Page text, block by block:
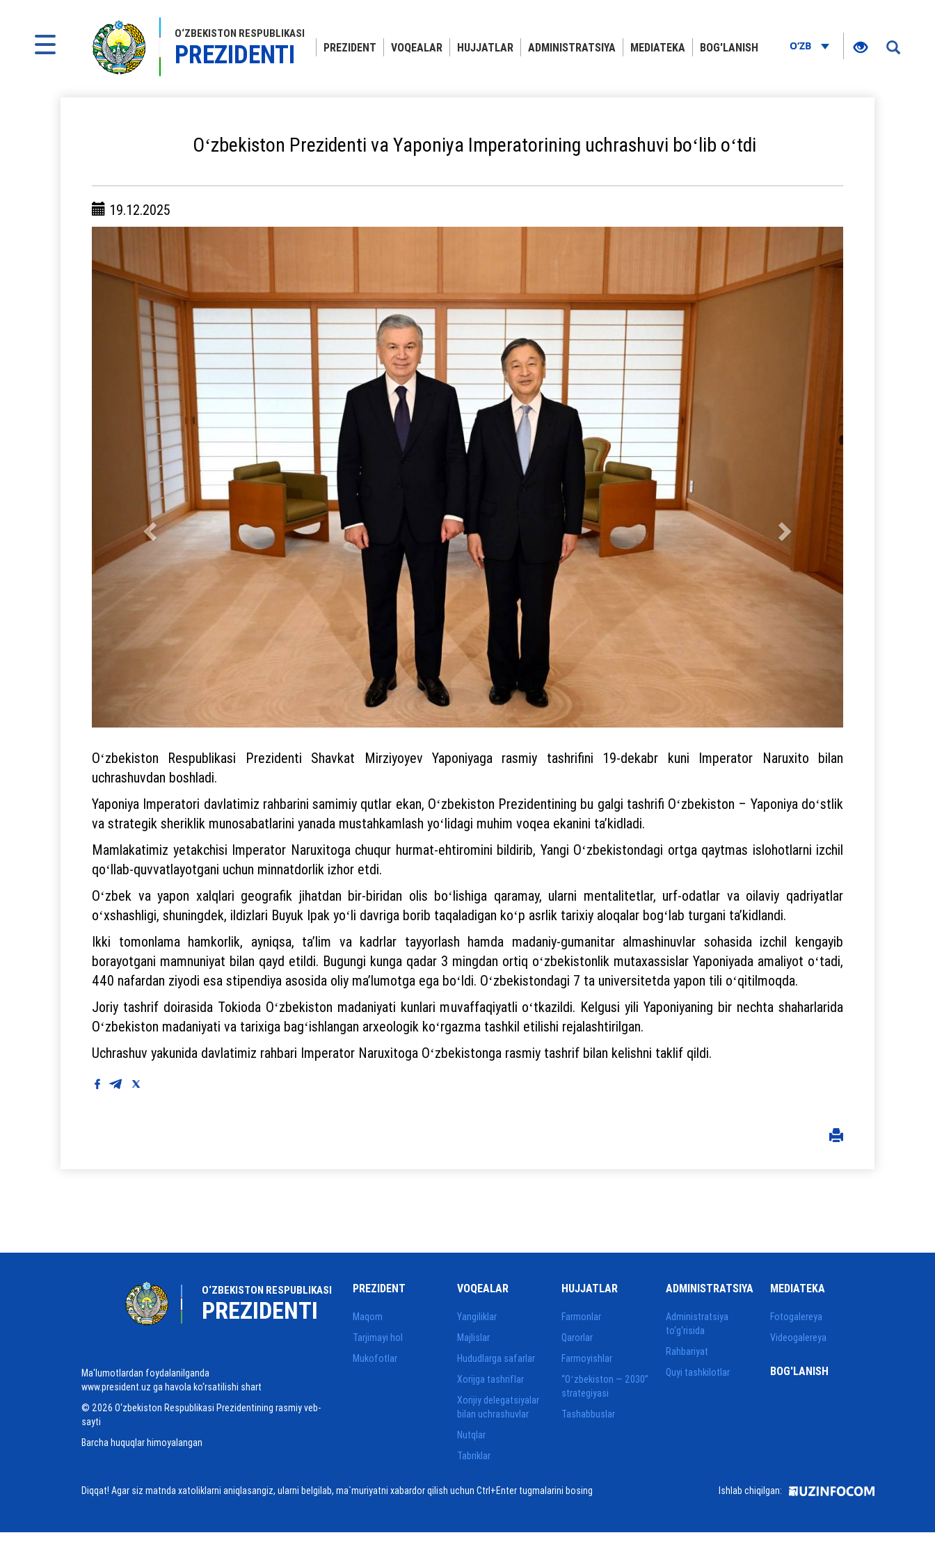
O‘ZBEKISTON RESPUBLIKASI
PREZIDENTI PREZIDENT VOQEALAR HUJJATLAR ADMINISTRATSIYA MEDIATEKA BOG'LANISH O‘ZB
Oʻzbekiston Prezidenti va Yaponiya Imperatorining uchrashuvi boʻlib oʻtdi
19.12.2025
Oʻzbekiston Respublikasi Prezidenti Shavkat Mirziyoyev Yaponiyaga rasmiy tashrifini 19-dekabr kuni Imperator Naruxito bilan
uchrashuvdan boshladi.
Yaponiya Imperatori davlatimiz rahbarini samimiy qutlar ekan, Oʻzbekiston Prezidentining bu galgi tashrifi Oʻzbekiston – Yaponiya doʻstlik
va strategik sheriklik munosabatlarini yanada mustahkamlash yoʻlidagi muhim voqea ekanini taʼkidladi.
Mamlakatimiz yetakchisi Imperator Naruxitoga chuqur hurmat-ehtiromini bildirib, Yangi Oʻzbekistondagi ortga qaytmas islohotlarni izchil
qoʻllab-quvvatlayotgani uchun minnatdorlik izhor etdi.
Oʻzbek va yapon xalqlari geografik jihatdan bir-biridan olis boʻlishiga qaramay, ularni mentalitetlar, urf-odatlar va oilaviy qadriyatlar
oʻxshashligi, shuningdek, ildizlari Buyuk Ipak yoʻli davriga borib taqaladigan koʻp asrlik tarixiy aloqalar bogʻlab turgani taʼkidlandi.
Ikki tomonlama hamkorlik, ayniqsa, taʼlim va kadrlar tayyorlash hamda madaniy-gumanitar almashinuvlar sohasida izchil kengayib
borayotgani mamnuniyat bilan qayd etildi. Bugungi kunga qadar 3 mingdan ortiq oʻzbekistonlik mutaxassislar Yaponiyada amaliyot oʻtadi,
440 nafardan ziyodi esa stipendiya asosida oliy maʼlumotga ega boʻldi. Oʻzbekistondagi 7 ta universitetda yapon tili oʻqitilmoqda.
Joriy tashrif doirasida Tokioda Oʻzbekiston madaniyati kunlari muvaffaqiyatli oʻtkazildi. Kelgusi yili Yaponiyaning bir nechta shaharlarida
Oʻzbekiston madaniyati va tarixiga bagʻishlangan arxeologik koʻrgazma tashkil etilishi rejalashtirilgan.
Uchrashuv yakunida davlatimiz rahbari Imperator Naruxitoga Oʻzbekistonga rasmiy tashrif bilan kelishni taklif qildi.
O‘ZBEKISTON RESPUBLIKASI
PREZIDENTI
Ma'lumotlardan foydalanilganda
www.president.uz ga havola ko‘rsatilishi shart
© 2026 O‘zbekiston Respublikasi Prezidentining rasmiy veb-
sayti
Barcha huquqlar himoyalangan
PREZIDENT
Maqom
Tarjimayi hol
Mukofotlar
VOQEALAR
Yangiliklar
Majlislar
Hududlarga safarlar
Xorijga tashriflar
Xorijiy delegatsiyalar
bilan uchrashuvlar
Nutqlar
Tabriklar
HUJJATLAR
Farmonlar
Qarorlar
Farmoyishlar
“Oʻzbekiston — 2030”
strategiyasi
Tashabbuslar
ADMINISTRATSIYA
Administratsiya
to‘g‘risida
Rahbariyat
Quyi tashkilotlar
MEDIATEKA
Fotogalereya
Videogalereya
BOG'LANISH
Diqqat! Agar siz matnda xatoliklarni aniqlasangiz, ularni belgilab, ma`muriyatni xabardor qilish uchun Ctrl+Enter tugmalarini bosing Ishlab chiqilgan: